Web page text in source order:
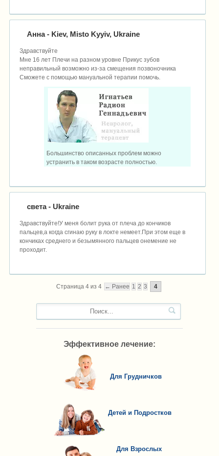
Анна- Kiev, Misto Kyyiv, Ukraine
Здравствуйте
Мне 16 лет Плечи на разном уровне Прикус зубов
неправильный возможно из-за смещения позвоночника
Сможете с помощью мануальной терапии помочь.
Большинство описанных проблем можно
устранить в таком возрасте полностью.
света- Ukraine
Здравствуйте!У меня болит рука от плеча до кончиков
пальцев,а когда сгинаю руку в локте немеет.При этом еще в
кончиках среднего и безымянного пальцев онемение не
проходит.
Страница 4 из 4 ← Ранее 1 2 3 4
Эффективное лечение:
Для Грудничков
Детей и Подростков
Для Взрослых